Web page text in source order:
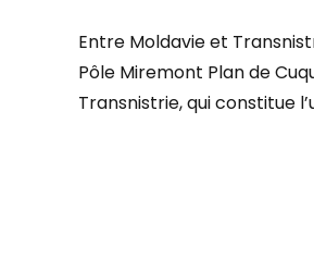
Entre Moldavie et
Pôle Miremont Plan de
Transnistrie, qui constitue